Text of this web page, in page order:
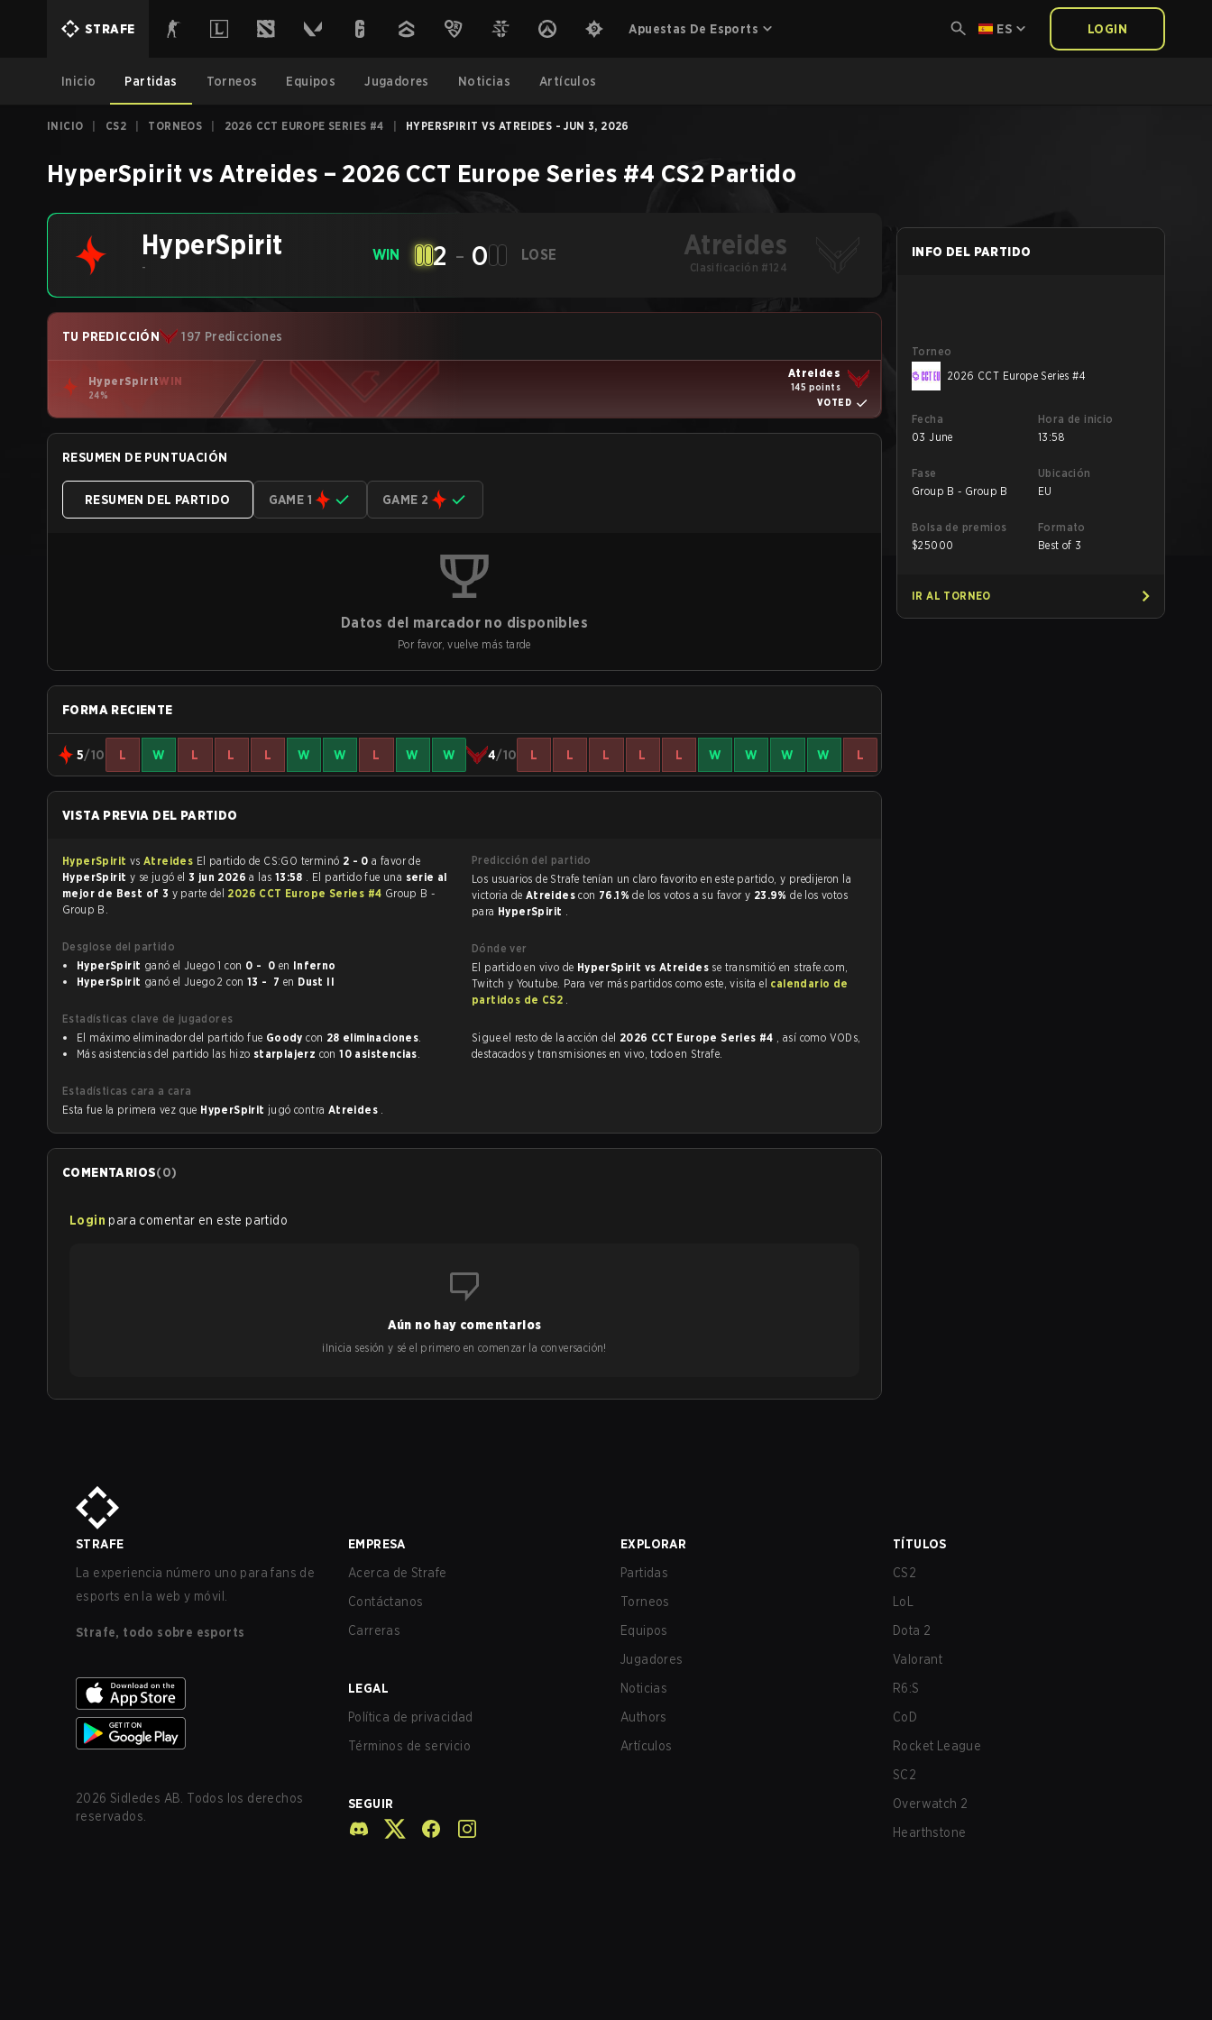
STRAFE Apuestas De Esports ES LOGIN
Inicio Partidas Torneos Equipos Jugadores Noticias Artículos
INICIO CS2 TORNEOS 2026 CCT EUROPE SERIES #4 HYPERSPIRIT VS ATREIDES - JUN 3, 2026
HyperSpirit vs Atreides – 2026 CCT Europe Series #4 CS2 Partido
HyperSpirit
-
WIN 2 - 0 LOSE Atreides
Clasificación #124
TU PREDICCIÓN 197 Predicciones
HyperSpiritWIN
24%
Atreides
145 points
VOTED
RESUMEN DE PUNTUACIÓN
RESUMEN DEL PARTIDO GAME 1 GAME 2
Datos del marcador no disponibles
Por favor, vuelve más tarde
FORMA RECIENTE
5/10 L W L L L W W L W W 4/10 L L L L L W W W W L
VISTA PREVIA DEL PARTIDO
HyperSpirit vs Atreides El partido de CS:GO terminó 2 - 0 a favor de
HyperSpirit y se jugó el 3 jun 2026a las 13:58 . El partido fue una serie al
mejor de Best of 3 y parte del 2026 CCT Europe Series #4 Group B -
Group B.
Desglose del partido
HyperSpirit
ganó el Juego 1 con 0 - 0 en Inferno
HyperSpirit
ganó el Juego 2 con 13 - 7 en Dust II
Estadísticas clave de jugadores
El máximo eliminador del partido fue Goody con 28 eliminaciones.
Más asistencias del partido las hizo starplajerz con10 asistencias.
Estadísticas cara a cara
Esta fue la primera vez que HyperSpirit jugó contra Atreides .
Predicción del partido
Los usuarios de Strafe tenían un claro favorito en este partido, y predijeron la
victoria de Atreidescon 76.1%de los votos a su favor y 23.9%de los votos
para HyperSpirit .
Dónde ver
El partido en vivo de HyperSpirit vs Atreides se transmitió en strafe.com,
Twitch y Youtube. Para ver más partidos como este, visita el calendario de
partidos de CS2 .
Sigue el resto de la acción del 2026 CCT Europe Series #4 , así como VODs,
destacados y transmisiones en vivo, todo en Strafe.
COMENTARIOS(0)
Login para comentar en este partido
Aún no hay comentarios
¡Inicia sesión y sé el primero en comenzar la conversación!
INFO DEL PARTIDO
Torneo
2026 CCT Europe Series #4
Fecha
03 June
Hora de inicio
13:58
Fase
Group B - Group B
Ubicación
EU
Bolsa de premios
$25000
Formato
Best of 3
IR AL TORNEO
STRAFE
La experiencia número uno para fans de
esports en la web y móvil.
Strafe, todo sobre esports
2026 Sidledes AB. Todos los derechos
reservados.
EMPRESA
Acerca de Strafe
Contáctanos
Carreras
LEGAL
Política de privacidad
Términos de servicio
SEGUIR
EXPLORAR
Partidas
Torneos
Equipos
Jugadores
Noticias
Authors
Artículos
TÍTULOS
CS2
LoL
Dota 2
Valorant
R6:S
CoD
Rocket League
SC2
Overwatch 2
Hearthstone